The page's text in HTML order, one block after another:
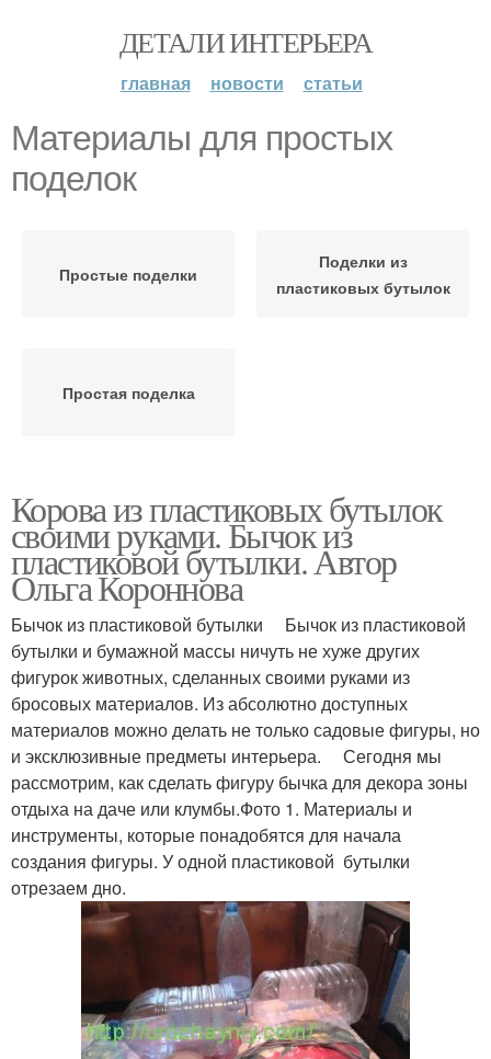
ДЕТАЛИ ИНТЕРЬЕРА
главная новости статьи
Материалы для простых
поделок
Простые поделки
Поделки из
пластиковых бутылок
Простая поделка
Корова из пластиковых бутылок
своими руками. Бычок из
пластиковой бутылки. Автор
Ольга Короннова
Бычок из пластиковой бутылки Бычок из пластиковой
бутылки и бумажной массы ничуть не хуже других
фигурок животных, сделанных своими руками из
бросовых материалов. Из абсолютно доступных
материалов можно делать не только садовые фигуры, но
и эксклюзивные предметы интерьера. Сегодня мы
рассмотрим, как сделать фигуру бычка для декора зоны
отдыха на даче или клумбы.Фото 1. Материалы и
инструменты, которые понадобятся для начала
создания фигуры. У одной пластиковой бутылки
отрезаем дно.